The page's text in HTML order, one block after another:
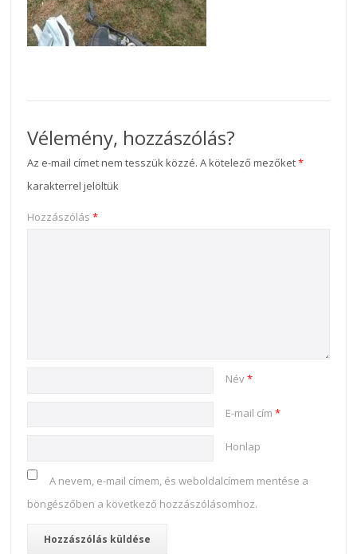
Vélemény, hozzászólás?
Az e-mail címet nem tesszük közzé. A kötelező mezőket*
karakterrel jelöltük
Hozzászólás*
Név*
E-mail cím*
Honlap
A nevem, e-mail címem, és weboldalcímem mentése a
böngészőben a következő hozzászólásomhoz.